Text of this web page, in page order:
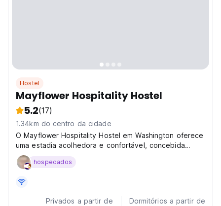
Hostel
Mayflower Hospitality Hostel
5.2(17)
1.34km do centro da cidade
O Mayflower Hospitality Hostel em Washington oferece
uma estadia acolhedora e confortável, concebida
exclusivamente para adultos, combinando conveniência
com um toque de lar. Os hóspedes podem desfrutar
Fi...
hospedados
Privados a partir de Dormitórios a partir de